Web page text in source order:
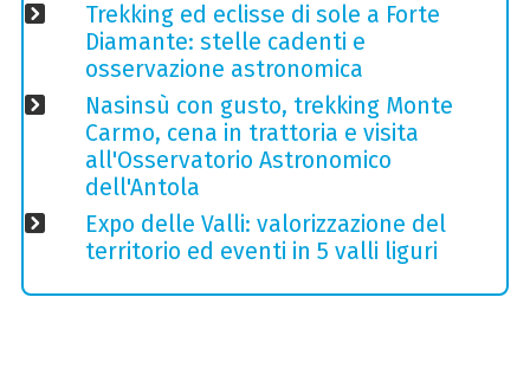
Trekking ed eclisse di sole a Forte
Diamante: stelle cadenti e
osservazione astronomica
Nasinsù con gusto, trekking Monte
Carmo, cena in trattoria e visita
all'Osservatorio Astronomico
dell'Antola
Expo delle Valli: valorizzazione del
territorio ed eventi in 5 valli liguri